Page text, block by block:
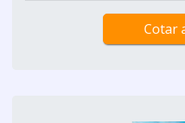
Cotar